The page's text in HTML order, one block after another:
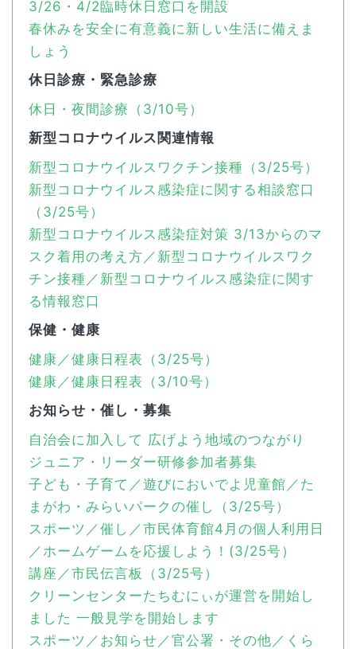
3/26・4/2臨時休日窓口を開設
春休みを安全に有意義に新しい生活に備えま
しょう
休日診療・緊急診療
休日・夜間診療（3/10号）
新型コロナウイルス関連情報
新型コロナウイルスワクチン接種（3/25号）
新型コロナウイルス感染症に関する相談窓口
（3/25号）
新型コロナウイルス感染症対策 3/13からのマ
スク着用の考え方／新型コロナウイルスワク
チン接種／新型コロナウイルス感染症に関す
る情報窓口
保健・健康
健康／健康日程表（3/25号）
健康／健康日程表（3/10号）
お知らせ・催し・募集
自治会に加入して 広げよう地域のつながり
ジュニア・リーダー研修参加者募集
子ども・子育て／遊びにおいでよ児童館／た
まがわ・みらいパークの催し（3/25号）
スポーツ／催し／市民体育館4月の個人利用日
／ホームゲームを応援しよう！(3/25号）
講座／市民伝言板（3/25号）
クリーンセンターたちむにぃが運営を開始し
ました 一般見学を開始します
スポーツ／お知らせ／官公署・その他／くら